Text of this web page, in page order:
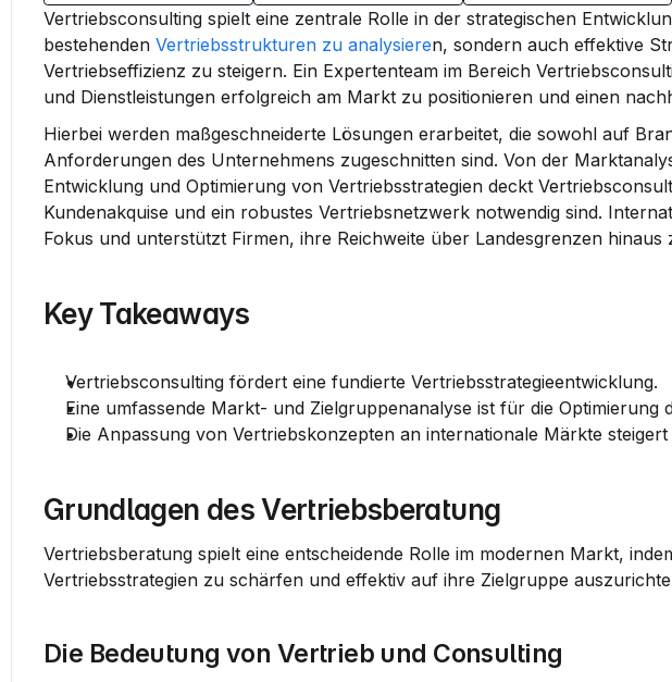
Vertriebsconsulting spielt eine zentrale Rolle in der strategischen
bestehenden Vertriebsstrukturen zu analysieren, sondern auch effektive
Vertriebseffizienz zu steigern. Ein Expertenteam im Bereich
und Dienstleistungen erfolgreich am Markt zu positionieren und einen
Hierbei werden maßgeschneiderte Lösungen erarbeitet, die sowohl auf
Anforderungen des Unternehmens zugeschnitten sind. Von der
Entwicklung und Optimierung von Vertriebsstrategien deckt
Kundenakquise und ein robustes Vertriebsnetzwerk notwendig sind.
Fokus und unterstützt Firmen, ihre Reichweite über Landesgrenzen
Key Takeaways
Vertriebsconsulting fördert eine fundierte Vertriebsstrategieentwicklung.
Eine umfassende Markt- und Zielgruppenanalyse ist für die Optimierung
Die Anpassung von Vertriebskonzepten an internationale Märkte
Grundlagen des Vertriebsberatung
Vertriebsberatung spielt eine entscheidende Rolle im modernen Markt,
Vertriebsstrategien zu schärfen und effektiv auf ihre Zielgruppe
Die Bedeutung von Vertrieb und Consulting